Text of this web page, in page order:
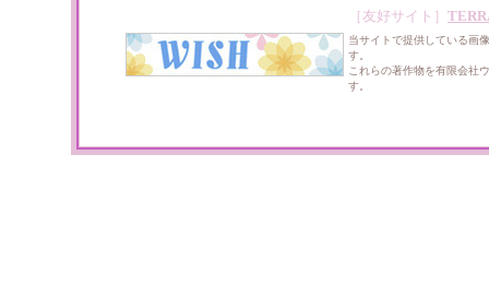
［友好サイト］
当サイトで提供している画
す。
これらの著作物を有限会社
す。